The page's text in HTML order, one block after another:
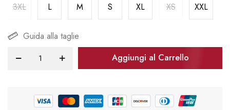
3XL
L M S XL XS XXL
Guida alla taglie
Aggiungi al Carrello